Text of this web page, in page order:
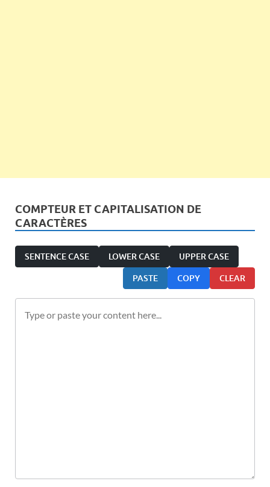
COMPTEUR ET CAPITALISATION DE
CARACTÈRES
SENTENCE CASE LOWER CASE UPPER CASE
PASTE COPY CLEAR